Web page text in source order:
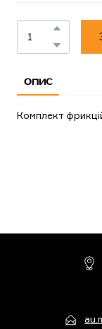
ОПИС
Комплект